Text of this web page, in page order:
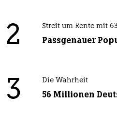
2 Streit um Rente mit 63
Passgenauer
3 Die Wahrheit
56 Millionen